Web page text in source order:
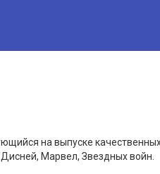
на выпуске
Марвел, Звездных войн.